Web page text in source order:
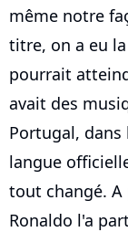
même notre
titre, on a eu
pourrait
avait des
Portugal, dans
langue
tout changé.
Ronaldo l'a